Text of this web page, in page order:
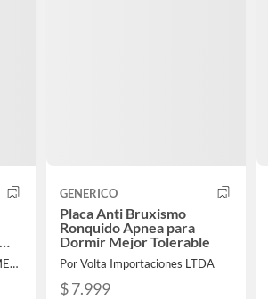
Por DISTRIBUIDORA JJ GOMEZ SPA
GENERICO
Placa Anti Bruxismo
Ronquido Apnea para
Dormir Mejor Tolerable
Por Volta Importaciones LTDA
$ 7.999